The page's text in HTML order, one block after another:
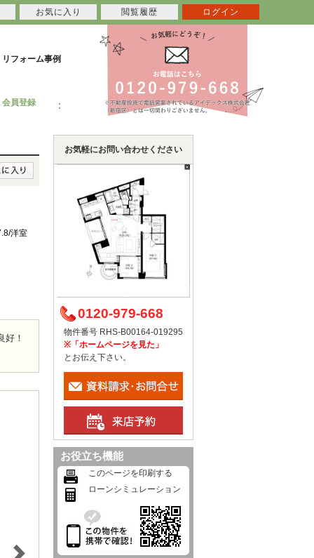
リフォーム事例
会員登録
洋室
！
お気軽にお問い合わせください
0120-979-668
物件番号 RHS-B00164-019295
※「ホームページを見た」
とお伝え下さい。
お役立ち機能
このページを印刷する
ローンシミュレーション
お気に入り 閲覧履歴 ログイン